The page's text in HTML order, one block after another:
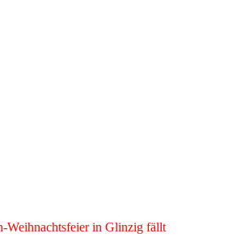
Weihnachtsfeier in Glinzig fällt